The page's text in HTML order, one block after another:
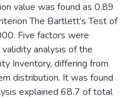
value was found as 0.89
The Bartlett’s Test of
Five factors were
analysis of the
Inventory, differing from
distribution. It was found
explained 68.7 of total